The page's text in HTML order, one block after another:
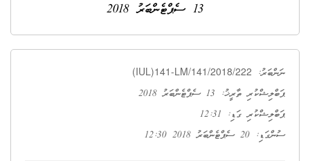
13 ސެޕްޓެންބަރު 2018
ނަންބަރު: (IUL)141-LM/141/2018/222
ޕަބްލިޝްކުރި ތާރީޚު: 13 ސެޕްޓެންބަރު 2018
ޕަބްލިޝްކުރި ގަޑި: 12:31
ސުންގަޑި: 20 ސެޕްޓެންބަރު 2018 12:30